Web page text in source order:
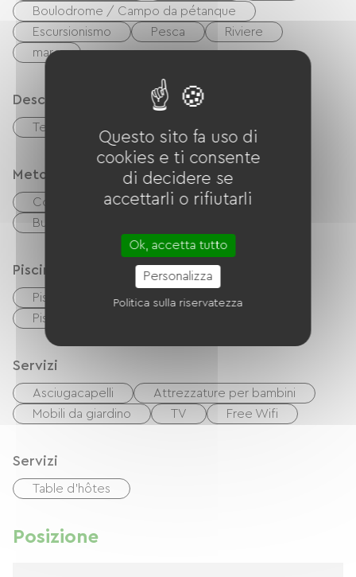
Boulodrome / Campo da pétanque
Escursionismo
Pesca
Riviere
mare
Descrizione
Terreno privato recintato Terrazzo
Metodi di pagamento
Controlli
contanti
Buoni vacanza (ANCV)
Piscina
Piscina all'aperto
Piscina in comune con il proprietario
Servizi
Asciugacapelli
Attrezzature per bambini
Mobili da giardino
TV Free Wifi
Servizi
Table d'hôtes
Posizione
Questo sito fa uso di
cookies e ti consente
di decidere se
accettarli o rifiutarli
Ok, accetta tutto
Personalizza
Politica sulla riservatezza